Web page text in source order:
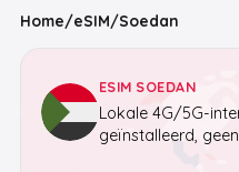
Home/eSIM/Soedan
ESIM SOEDAN
Lokale 4G/5G-
geïnstalleerd,